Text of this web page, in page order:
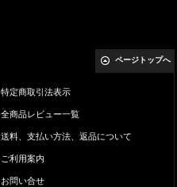
ページトップへ
特定商取引法表示
全商品レビュー一覧
送料、支払い方法、返品について
ご利用案内
お問い合せ